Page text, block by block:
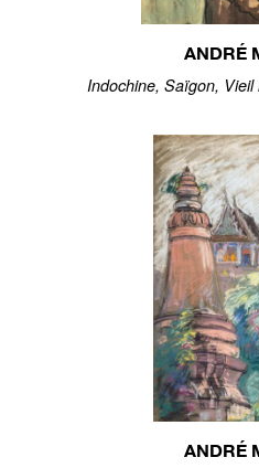
ANDRÉ
Indochine, Saïgon,
ANDRÉ